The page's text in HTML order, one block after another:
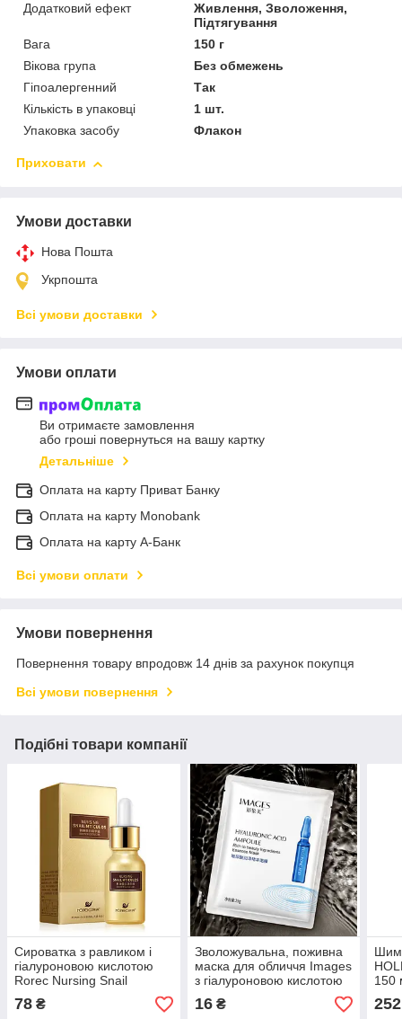
Додатковий ефект
Живлення, Зволоження,
Підтягування
Вага
150 г
Вікова група
Без обмежень
Гіпоалергенний
Так
Кількість в упаковці
1 шт.
Упаковка засобу
Флакон
Приховати
Умови доставки
Нова Пошта
Укрпошта
Всі умови доставки
Умови оплати
Ви отримаєте замовлення
або гроші повернуться на вашу картку
Детальніше
Оплата на карту Приват Банку
Оплата на карту Monobank
Оплата на карту А-Банк
Всі умови оплати
Умови повернення
Повернення товару впродовж 14 днів за рахунок покупця
Всі умови повернення
Подібні товари компанії
Сироватка з равликом і
гіалуроновою кислотою
Rorec Nursing Snail
Mticulos 15 ml
78 ₴
Зволожувальна, поживна
маска для обличчя Images
з гіалуроновою кислотою
25 g
16₴
150
252